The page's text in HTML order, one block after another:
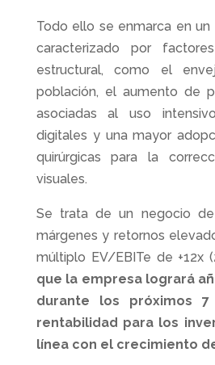
Todo ello se enmarca en
caracterizado por
estructural, como el
población, el aumento de
asociadas al uso
digitales y una mayor
quirúrgicas para la
visuales.
Se trata de un negocio
márgenes y retornos
múltiplo EV/EBITe de +12x
que la empresa logrará
durante los próximos
rentabilidad para los
línea con el crecimiento